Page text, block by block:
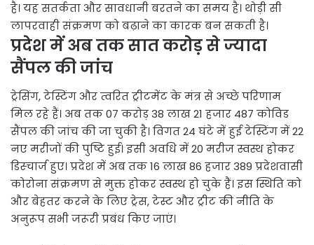
है। यह सतर्कता और सावधानी बरतने का समय है। थोड़ी सी
लापरवाही संक्रमण को बढ़ाने का कारक बन सकती है।
प्रदेश में अब तक सात करोड़ से ज्यादा
सैंपल की जांच
ट्रेसिंग, टेस्टिंग और त्वरित ट्रीटमेंट के मंत्र से अच्छे परिणाम
मिल रहे हैं। अब तक 07 करोड़ 38 लाख 21 हजार 487 कोविड
सैंपल की जांच की जा चुकी है। विगत 24 घंटे में हुई टेस्टिंग में 22
नए मरीजों की पुष्टि हुई। इसी अवधि में 20 मरीज स्वस्थ होकर
डिस्चार्ज हुए। प्रदेश में अब तक 16 लाख 86 हजार 389 प्रदेशवासी
कोरोना संक्रमण से मुक्त होकर स्वस्थ हो चुके हैं। इस स्थिति को
और बेहतर करने के लिए ट्रेस, टेस्ट और ट्रीट की नीति के
अनुरूप सभी जरूरी प्रबंध किए जाएं।